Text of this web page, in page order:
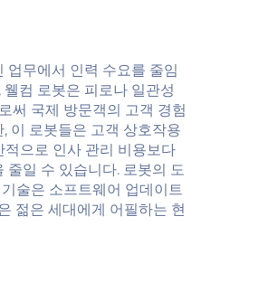
업무에서 인력 수요를 줄임
컴 로봇은 피로나 일관성
써 국제 방문객의 고객 경험
이 로봇들은 고객 상호작용
으로 인사 관리 비용보다
일 수 있습니다. 로봇의 도
술은 소프트웨어 업데이트
젊은 세대에게 어필하는 현